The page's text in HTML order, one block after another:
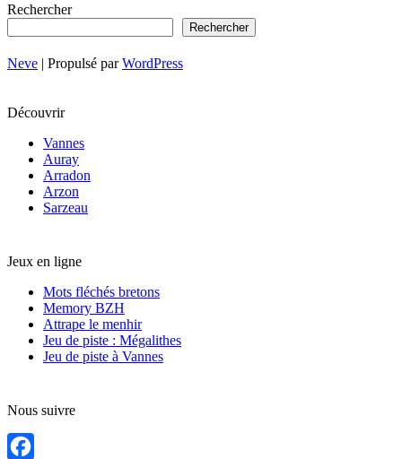
Rechercher
Rechercher
Neve | Propulsé parWordPress
Découvrir
Vannes
Auray
Arradon
Arzon
Sarzeau
Jeux en ligne
Mots fléchés bretons
Memory BZH
Attrape le menhir
Jeu de piste : Mégalithes
Jeu de piste à Vannes
Nous suivre